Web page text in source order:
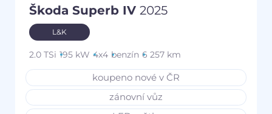
Škoda Superb IV 2025
L&K
2.0 TSi 195 kW 4x4 benzín 6 257 km
koupeno nové v ČR
zánovní vůz